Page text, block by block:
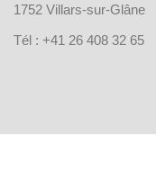
1752 Villars-sur-Glâne
Tél : +41 26 408 32 65